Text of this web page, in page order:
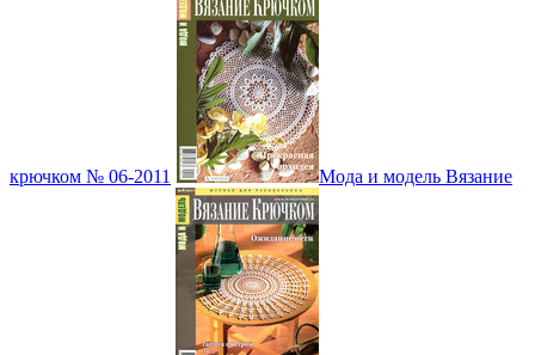
крючком № 06-2011 Мода и модель Вязание